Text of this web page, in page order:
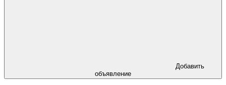
Добавить
объявление